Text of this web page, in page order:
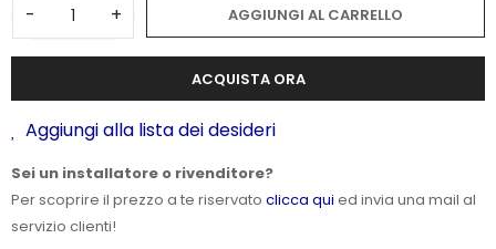
- + AGGIUNGI AL CARRELLO
ACQUISTA ORA
Aggiungi alla lista dei desideri
Sei un installatore o rivenditore?
Per scoprire il prezzo a te riservato clicca qui ed invia una mail al
servizio clienti!